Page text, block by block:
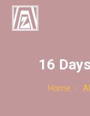
16
You are
Home